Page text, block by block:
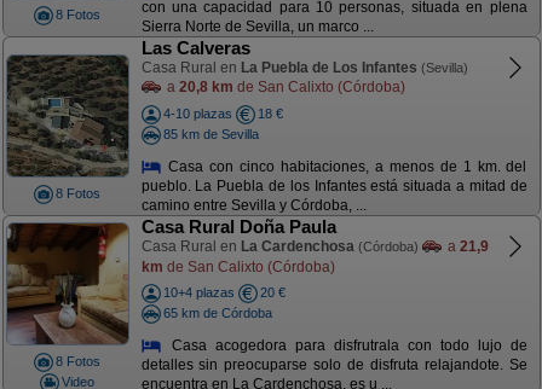
8 Fotos
con una capacidad para 10 personas, situada en plena
Sierra Norte de Sevilla, un marco ...
8 Fotos
Las Calveras
Casa Rural en La Puebla de Los Infantes (Sevilla)
a 20,8 km de San Calixto (Córdoba)
4-10 plazas
18 €
85 km de Sevilla
Casa con cinco habitaciones, a menos de 1 km. del
pueblo. La Puebla de los Infantes está situada a mitad de
camino entre Sevilla y Córdoba, ...
8 Fotos
Video
Casa Rural Doña Paula
Casa Rural en La Cardenchosa (Córdoba) a 21,9
km de San Calixto (Córdoba)
10+4 plazas
20 €
65 km de Córdoba
Casa acogedora para disfrutrala con todo lujo de
detalles sin preocuparse solo de disfruta relajandote. Se
encuentra en La Cardenchosa, es u ...